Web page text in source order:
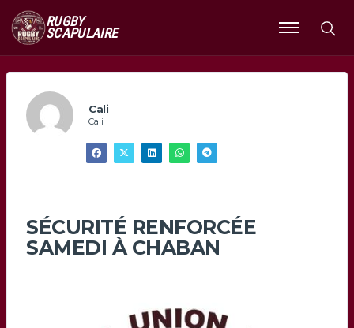
RUGBY
SCAPULAIRE
Ouvrir
le
Cali
Cali
SÉCURITÉ RENFORCÉE
SAMEDI À CHABAN